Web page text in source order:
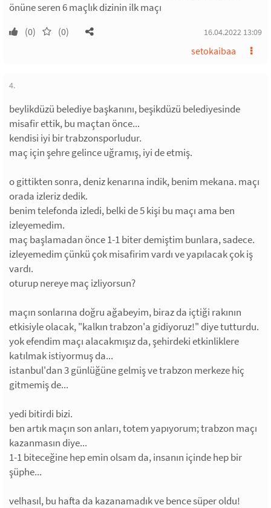
önüne seren 6 maçlık dizinin ilk maçı
(0) (0) 16.04.2022 13:09
setokaibaa
4.
beylikdüzü belediye başkanını, beşikdüzü belediyesinde
misafir ettik, bu maçtan önce...
kendisi iyi bir trabzonsporludur.
maç için şehre gelince uğramış, iyi de etmiş.
o gittikten sonra, deniz kenarına indik, benim mekana. maçı
orada izleriz dedik.
benim telefonda izledi, belki de 5 kişi bu maçı ama ben
izleyemedim.
maç başlamadan önce 1-1 biter demiştim bunlara, sadece.
izleyemedim çünkü çok misafirim vardı ve yapılacak çok iş
vardı.
oturup nereye maç izliyorsun?
maçın sonlarına doğru ağabeyim, biraz da içtiği rakının
etkisiyle olacak, "kalkın trabzon'a gidiyoruz!" diye tutturdu.
yok efendim maçı alacakmışız da, şehirdeki etkinliklere
katılmak istiyormuş da...
istanbul'dan 3 günlüğüne gelmiş ve trabzon merkeze hiç
gitmemiş de...
yedi bitirdi bizi.
ben artık maçın son anları, totem yapıyorum; trabzon maçı
kazanmasın diye...
1-1 biteceğine hep emin olsam da, insanın içinde hep bir
şüphe...
velhasıl, bu hafta da kazanamadık ve bence süper oldu!